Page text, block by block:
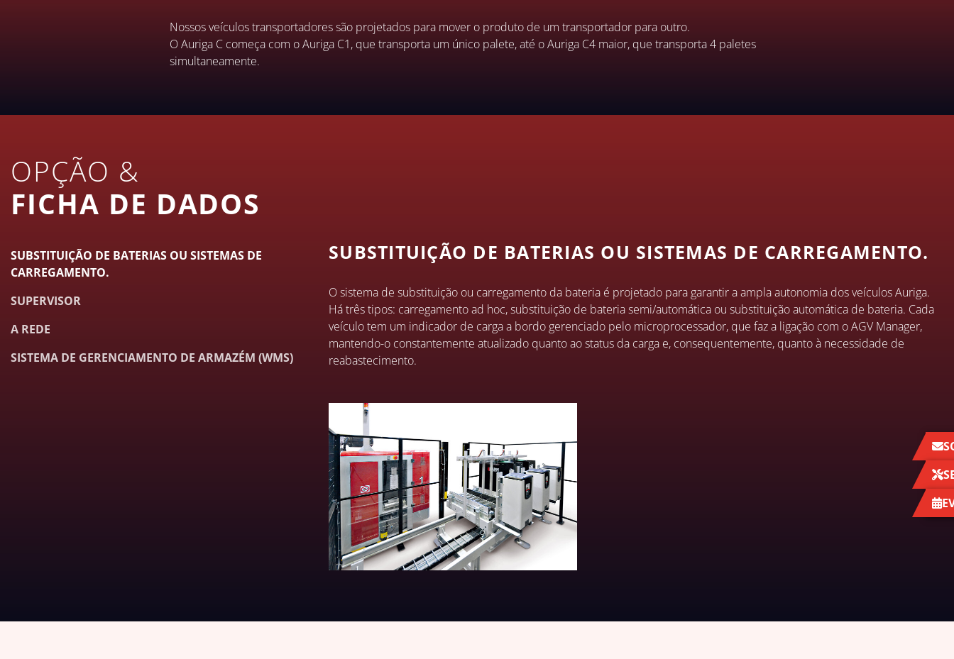
Nossos veículos transportadores são projetados para mover o produto de um transportador para outro.
O Auriga C começa com o Auriga C1, que transporta um único palete, até o Auriga C4 maior, que transporta 4 paletes
simultaneamente.
OPÇÃO &
FICHA DE DADOS
SUBSTITUIÇÃO DE BATERIAS OU SISTEMAS DE
CARREGAMENTO.
SUPERVISOR
A REDE
SISTEMA DE GERENCIAMENTO DE ARMAZÉM (WMS)
SUBSTITUIÇÃO DE BATERIAS OU SISTEMAS DE CARREGAMENTO.
O sistema de substituição ou carregamento da bateria é projetado para garantir a ampla autonomia dos veículos Auriga.
Há três tipos: carregamento ad hoc, substituição de bateria semi/automática ou substituição automática de bateria. Cada
veículo tem um indicador de carga a bordo gerenciado pelo microprocessador, que faz a ligação com o AGV Manager,
mantendo-o constantemente atualizado quanto ao status da carga e, consequentemente, quanto à necessidade de
reabastecimento.